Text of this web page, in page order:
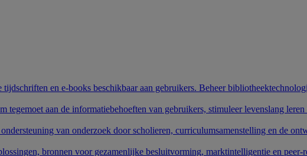
tijdschriften en e-books beschikbaar aan gebruikers. Beheer
tegemoet aan de informatiebehoeften van gebruikers, stimuleer levenslang leren
van onderzoek door scholieren, curriculumsamenstelling en de
bronnen voor gezamenlijke besluitvorming, marktintelligentie en